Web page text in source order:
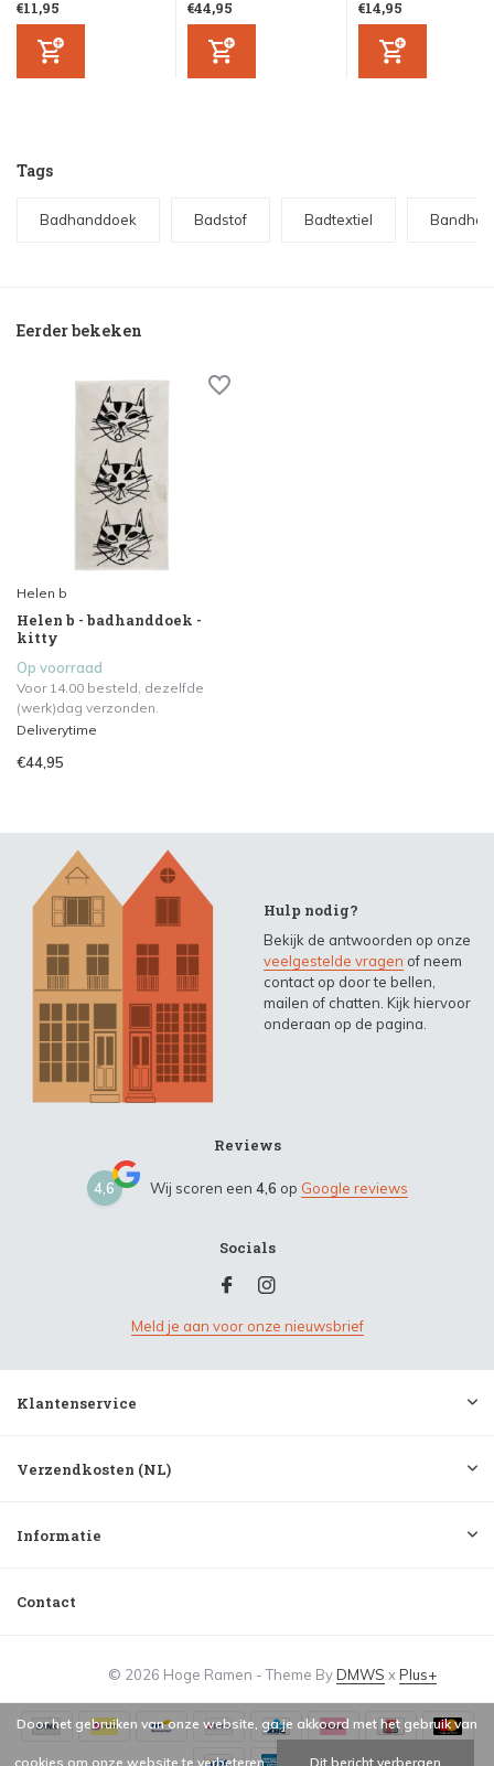
€11,95
€44,95
€14,95
Tags
Badhanddoek Badstof Badtextiel
Eerder bekeken
Helen b
Helen b - badhanddoek -
kitty
Op voorraad
Voor 14.00 besteld, dezelfde
(werk)dag verzonden.
Deliverytime
€44,95
Hulp nodig?
Bekijk de antwoorden op onze
veelgestelde vragen of neem
contact op door te bellen,
mailen of chatten. Kijk hiervoor
onderaan op de pagina.
Reviews
4,6 Wij scoren een 4,6 op Google reviews
Socials
Meld je aan voor onze nieuwsbrief
Klantenservice
Verzendkosten (NL)
Informatie
Contact
© 2026 Hoge Ramen - Theme ByDMWS xPlus+
Door het gebruiken van onze website, ga je akkoord met het gebruik van
cookies om onze website te verbeteren. Dit bericht verbergen